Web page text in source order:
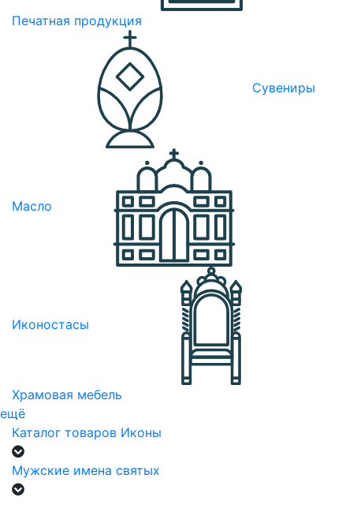
Печатная продукция
Сувениры
Масло
Иконостасы
Храмовая мебель
ещё
Каталог товаров Иконы
Мужские имена святых